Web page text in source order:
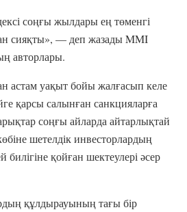
соңғы жылдары ең төменгі
сияқты», — деп жазады MMI
авторлары.
астам уақыт бойы жалғасып келе
қарсы салынған санкцияларға
соңғы айларда айтарлықтай
шетелдік инвесторлардың
билігіне қойған шектеулері әсер
құлдырауының тағы бір